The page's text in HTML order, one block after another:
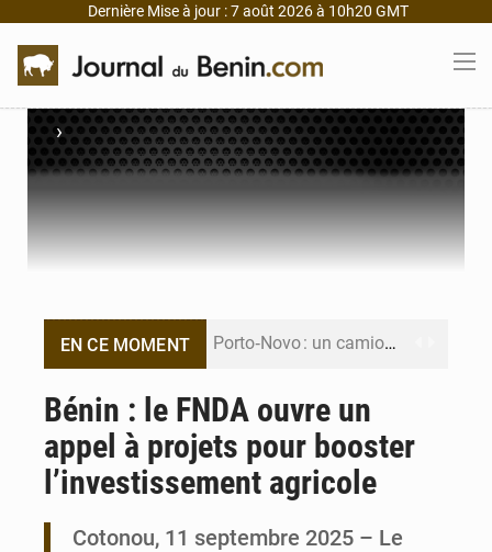
Dernière Mise à jour : 7 août 2026 à 10h20 GMT
›
EN CE MOMENT Porto‑Novo : un camion de produits pétroliers embrase Avakpa
Bénin : Djogbénou inspecte le chantier du siège de l’Assemblée
Bénin : Le CEG La Verdure de Ouèdo fait sa mue pour la rentrée
Bénin : le FNDA ouvre un
appel à projets pour booster
l’investissement agricole
Cotonou, 11 septembre 2025 – Le